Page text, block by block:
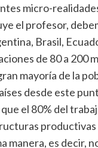
micro-
el profesor,
Brasil,
de 80 a 200
mayoría de la
desde este
el 80% del
manera, es decir,